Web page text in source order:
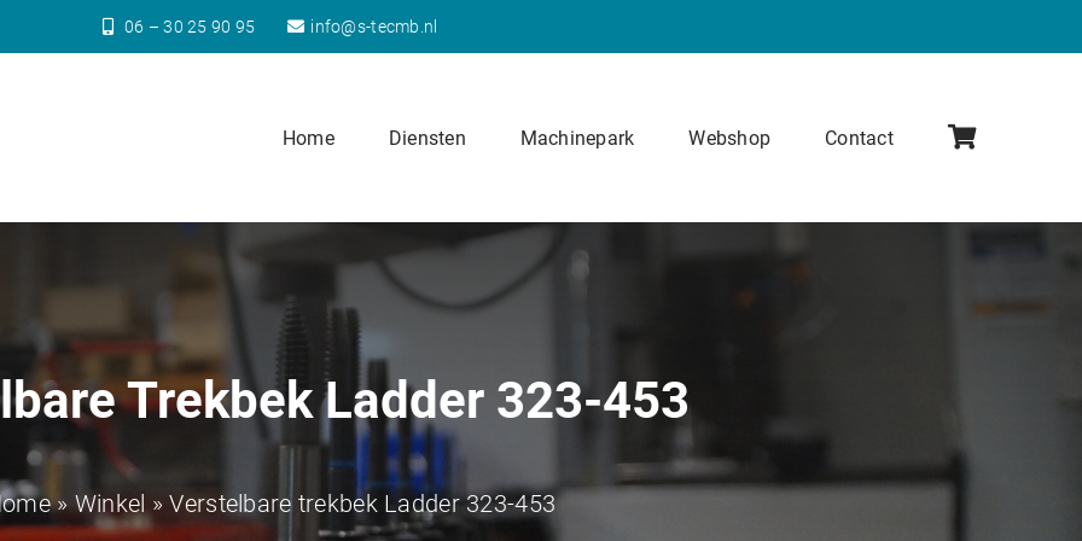
06 – 30 25 90 95 info@s-tecmb.nl
Home Diensten Machinepark Webshop Contact
Trekbek Ladder 323-453
» Winkel »Verstelbare trekbek Ladder 323-453